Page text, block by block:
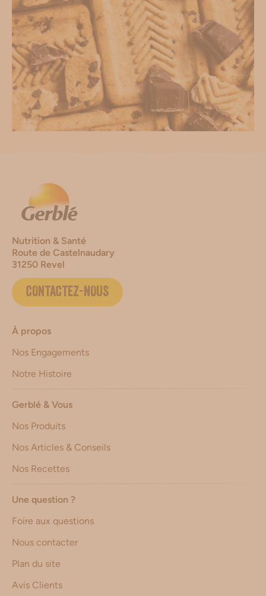
Nutrition & Santé
Route de Castelnaudary
31250 Revel
CONTACTEZ-NOUS
À propos
Nos Engagements
Notre Histoire
Gerblé & Vous
Nos Produits
Nos Articles & Conseils
Nos Recettes
Une question ?
Foire aux questions
Nous contacter
Plan du site
Avis Clients